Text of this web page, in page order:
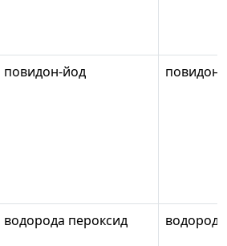
повидон-йод
водорода пероксид